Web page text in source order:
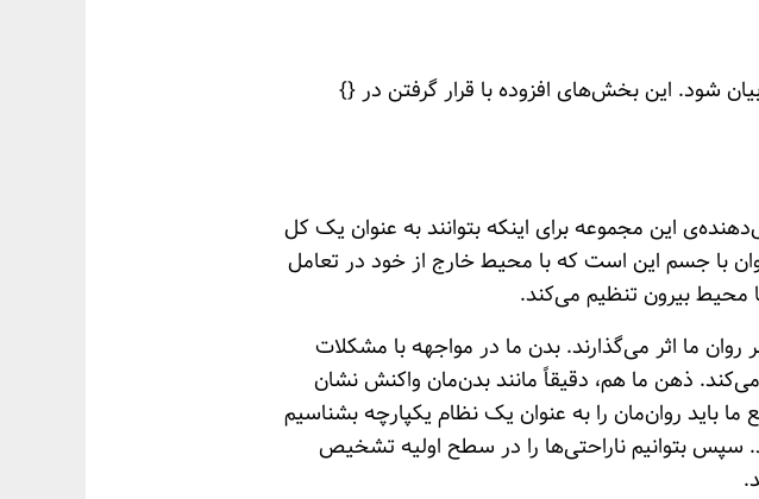
شود. این بخش‌های افزوده با قرار گرفتن در {}
این مجموعه برای اینکه بتوانند به عنوان یک کل
با جسم این است که با محیط خارج از خود در تعامل
بیرون تنظیم می‌کند.
ما اثر می‌گذارند. بدن ما در مواجهه با مشکلات
ذهن ما هم، دقیقاً مانند بدن‌مان واکنش نشان
باید روان‌مان را به عنوان یک نظام یکپارچه بشناسیم
سپس بتوانیم ناراحتی‌ها را در سطح اولیه تشخیص